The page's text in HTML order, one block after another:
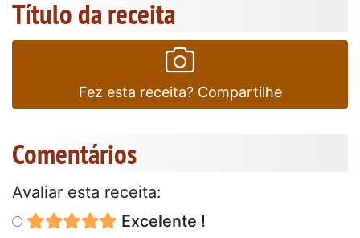
Título da receita
Fez esta receita? Compartilhe
Comentários
Avaliar esta receita:
Excelente !